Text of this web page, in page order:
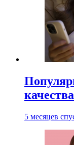
5 месяцев